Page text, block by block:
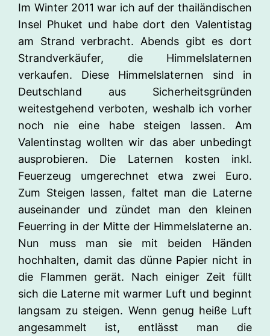
Im Winter 2011 war ich auf der thailändischen
Insel Phuket und habe dort den Valentistag
am Strand verbracht. Abends gibt es dort
Strandverkäufer, die Himmelslaternen
verkaufen. Diese Himmelslaternen sind in
Deutschland aus Sicherheitsgründen
weitestgehend verboten, weshalb ich vorher
noch nie eine habe steigen lassen. Am
Valentinstag wollten wir das aber unbedingt
ausprobieren. Die Laternen kosten inkl.
Feuerzeug umgerechnet etwa zwei Euro.
Zum Steigen lassen, faltet man die Laterne
auseinander und zündet man den kleinen
Feuerring in der Mitte der Himmelslaterne an.
Nun muss man sie mit beiden Händen
hochhalten, damit das dünne Papier nicht in
die Flammen gerät. Nach einiger Zeit füllt
sich die Laterne mit warmer Luft und beginnt
langsam zu steigen. Wenn genug heiße Luft
angesammelt ist, entlässt man die